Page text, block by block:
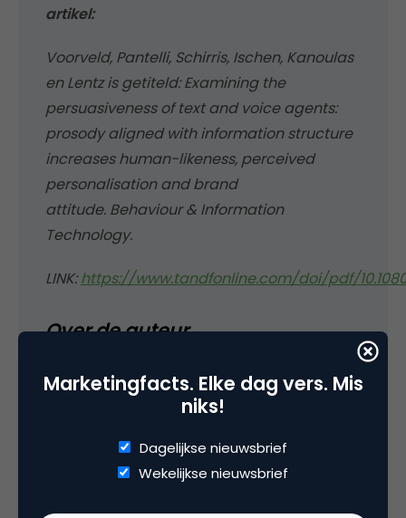
artikel:
Voorveld, Pantelli, Schirris, Ischen, Kanoulas
en Lentz is getiteld: Examining the
persuasiveness of text and voice agents:
prosody aligned with information structure
increases human-likeness, perceived
personalisation and brand
attitude. Behaviour & Information
Technology.
LINK:https://www.tandfonline.com/doi/pdf/
Over de auteur
Dr. Hilde Voorveld is als universitair
hoofddocent persuasieve communicatie
Communication Research (ASCoR),
Universiteit van Amsterdam (UvA). Sinds
Marketingfacts. Elke dag vers. Mis
niks!
Dagelijkse nieuwsbrief
Wekelijkse nieuwsbrief